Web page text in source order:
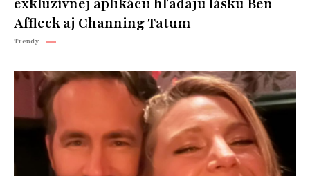
exkluzívnej aplikácii hľadajú lásku Ben
Affleck aj Channing Tatum
Trendy